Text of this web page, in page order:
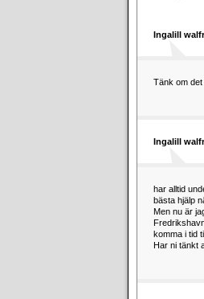
Ingalill
Tänk om det
Ingalill
har alltid
bästa hjälp
Men nu är
komma i tid
Har ni tänkt